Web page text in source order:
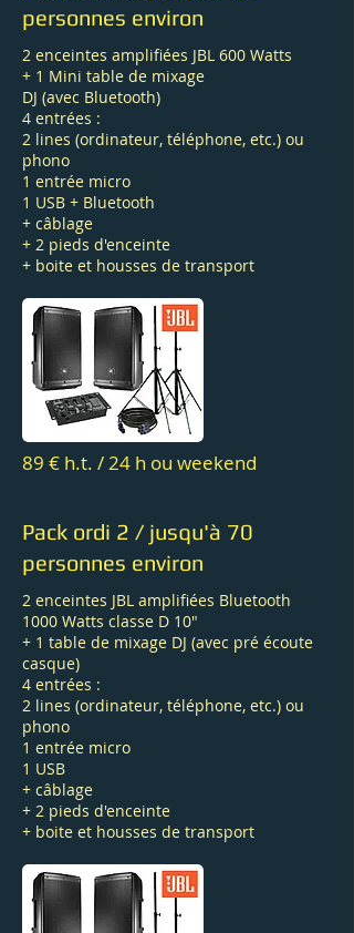
personnes environ
2 enceintes amplifiées JBL 600 Watts
+ 1 Mini table de mixage
DJ (avec Bluetooth)
4 entrées :
2 lines (ordinateur, téléphone, etc.) ou
phono
1 entrée micro
1 USB + Bluetooth
+ câblage
+ 2 pieds d'enceinte
+ boite et housses de transport
89 € h.t. / 24 h ou weekend
Pack ordi 2 / jusqu'à 70
personnes environ
2 enceintes JBL amplifiées Bluetooth
1000 Watts classe D 10"
+ 1 table de mixage DJ (avec pré écoute
casque)
4 entrées :
2 lines (ordinateur, téléphone, etc.) ou
phono
1 entrée micro
1 USB
+ câblage
+ 2 pieds d'enceinte
+ boite et housses de transport